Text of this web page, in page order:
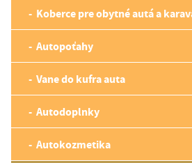
Koberce pre obytné autá a
Autopoťahy
Vane do kufra auta
Autodoplnky
Autokozmetika